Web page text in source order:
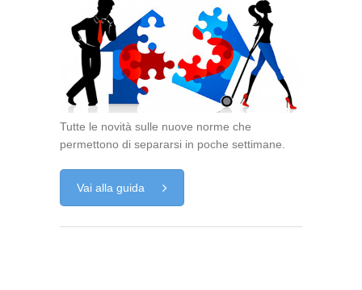
Tutte le novità sulle nuove norme che
permettono di separarsi in poche settimane.
Vai alla guida